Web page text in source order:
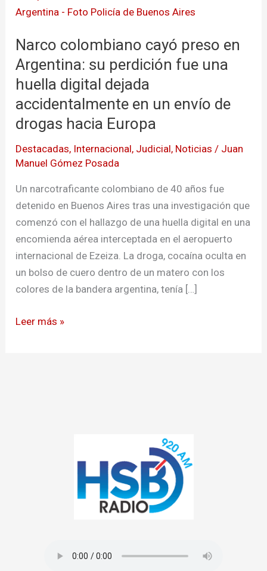
Narco colombiano cayó preso en
Argentina: su perdición fue una
huella digital dejada
accidentalmente en un envío de
drogas hacia Europa
Destacadas, Internacional, Judicial, Noticias / Juan
Manuel Gómez Posada
Un narcotraficante colombiano de 40 años fue
detenido en Buenos Aires tras una investigación que
comenzó con el hallazgo de una huella digital en una
encomienda aérea interceptada en el aeropuerto
internacional de Ezeiza. La droga, cocaína oculta en
un bolso de cuero dentro de un matero con los
colores de la bandera argentina, tenía […]
colombiano
preso
en
Argentina:
perdición
fue
una
huella
dejada
accidentalmente
en
un
envío
de
drogas
Europa
Leer más »